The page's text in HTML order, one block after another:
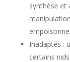
synthèse et
Inadaptés :
certains